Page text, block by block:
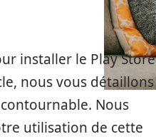
installer le Play Store
nous vous détaillons
Nous
utilisation de cette